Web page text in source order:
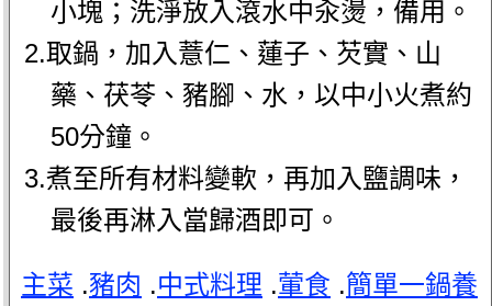
小塊；洗淨放入滾水中汆燙，備用。
2.取鍋，加入薏仁、蓮子、芡實、山
藥、茯苓、豬腳、水，以中小火煮約
50分鐘。
3.煮至所有材料變軟，再加入鹽調味，
最後再淋入當歸酒即可。
主菜 .豬肉 .中式料理 .葷食 .簡單一鍋養